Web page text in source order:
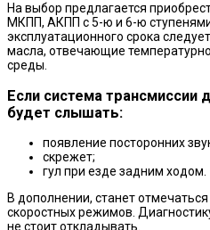
На выбор предлагается
МКПП, АКПП с 5-ю и 6-ю
эксплуатационного срока
масла, отвечающие
среды.
Если система трансмиссии
будет слышать:
появление посторонних
скрежет;
гул при езде задним ходом.
В дополнении, станет
скоростных режимов.
не стоит откладывать.